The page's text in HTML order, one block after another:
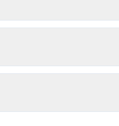
sous 48 heures. Les
professionnels vérifiés